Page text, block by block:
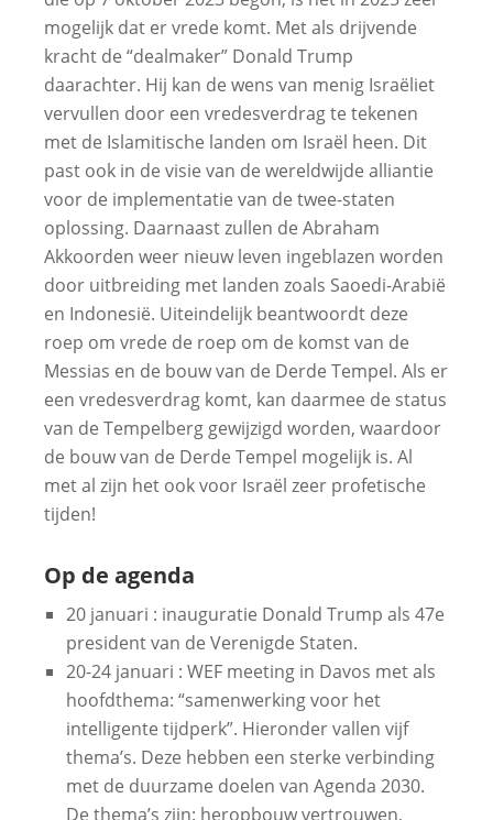
mogelijk dat er vrede komt. Met als drijvende
kracht de “dealmaker” Donald Trump
daarachter. Hij kan de wens van menig Israëliet
vervullen door een vredesverdrag te tekenen
met de Islamitische landen om Israël heen. Dit
past ook in de visie van de wereldwijde alliantie
voor de implementatie van de twee-staten
oplossing. Daarnaast zullen de Abraham
Akkoorden weer nieuw leven ingeblazen worden
door uitbreiding met landen zoals Saoedi-Arabië
en Indonesië. Uiteindelijk beantwoordt deze
roep om vrede de roep om de komst van de
Messias en de bouw van de Derde Tempel. Als er
een vredesverdrag komt, kan daarmee de status
van de Tempelberg gewijzigd worden, waardoor
de bouw van de Derde Tempel mogelijk is. Al
met al zijn het ook voor Israël zeer profetische
tijden!
Op de agenda
20 januari : inauguratie Donald Trump als 47e
president van de Verenigde Staten.
20-24 januari : WEF meeting in Davos met als
hoofdthema: “samenwerking voor het
intelligente tijdperk”. Hieronder vallen vijf
thema’s. Deze hebben een sterke verbinding
met de duurzame doelen van Agenda 2030.
De thema’s zijn: heropbouw vertrouwen,